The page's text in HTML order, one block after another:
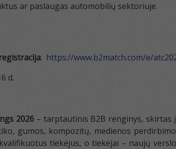
ar paslaugas automobilių sektoriuje.
: https://www.b2match.com/e/
d.
2026 – tarptautinis B2B renginys,
gumos, kompozitų, medienos
tiekėjus, o tiekėjai – naujų